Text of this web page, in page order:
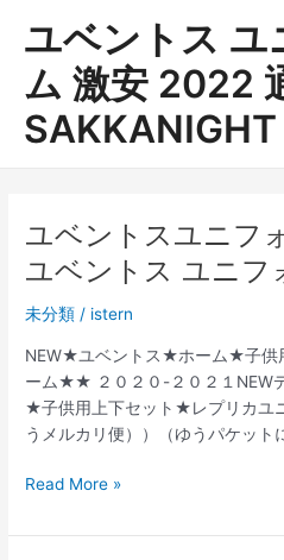
ユベントス ユ
ム 激安 2022
SAKKANIGHT
ユベントスユニフ
ユベントス ユニフ
未分類 / istern
NEW★ユベントス★ホーム★子供
ーム★★ ２０２０-２０２１NEW
★子供用上下セット★レプリカユ
うメルカリ便））（ゆうパケッ
ユ
ン
Read More »